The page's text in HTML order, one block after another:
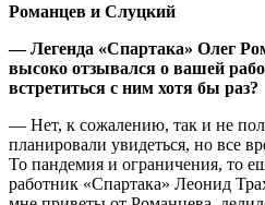
Романцев и Слуцкий
— Легенда «Спартака» Олег
высоко отзывался о вашей
встретиться с ним хотя бы раз?
— Нет, к сожалению, так и не
планировали увидеться, но все
То пандемия и ограничения, то
работник «Спартака» Леонид